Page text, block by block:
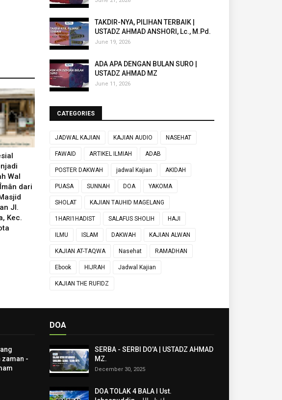
Wal
dari
Jl.
Kec.
TAKDIR-NYA, PILIHAN TERBAIK |
USTADZ AHMAD ANSHORI, Lc., M.Pd.
June 19, 2026
ADA APA DENGAN BULAN SURO |
USTADZ AHMAD MZ
June 11, 2026
CATEGORIES
JADWAL KAJIAN KAJIAN AUDIO NASEHAT
FAWAID ARTIKEL ILMIAH ADAB
POSTER DAKWAH jadwal Kajian AKIDAH
PUASA SUNNAH DOA YAKOMA
SHOLAT KAJIAN TAUHID MAGELANG
1HARI1HADIST SALAFUS SHOLIH HAJI
ILMU ISLAM DAKWAH KAJIAN ALWAN
KAJIAN AT-TAQWA Nasehat RAMADHAN
Ebook HIJRAH Jadwal Kajian
KAJIAN THE RUFIDZ
zaman -
DOA
SERBA - SERBI DO'A | USTADZ AHMAD
MZ.
December 30, 2025
DOA TOLAK 4 BALA I Ust.